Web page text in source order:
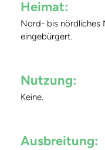
Heimat:
Nord- bis nördliches
eingebürgert.
Nutzung:
Keine.
Ausbreitung: